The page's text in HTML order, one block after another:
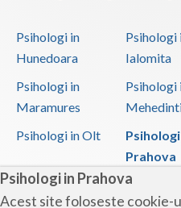
Psihologi in Prahova
Acest site foloseste cookie-
Psihologi in
Hunedoara
Psihologi
Ialomita
Psihologi in
Maramures
Psihologi
Psihologi in Olt
Prahova
Psihologi in Sibiu
Psihologi